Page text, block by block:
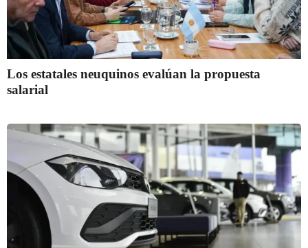
Los estatales neuquinos evalúan la propuesta
salarial